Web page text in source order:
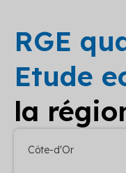
RGE
Etude
la
Côte-d'Or